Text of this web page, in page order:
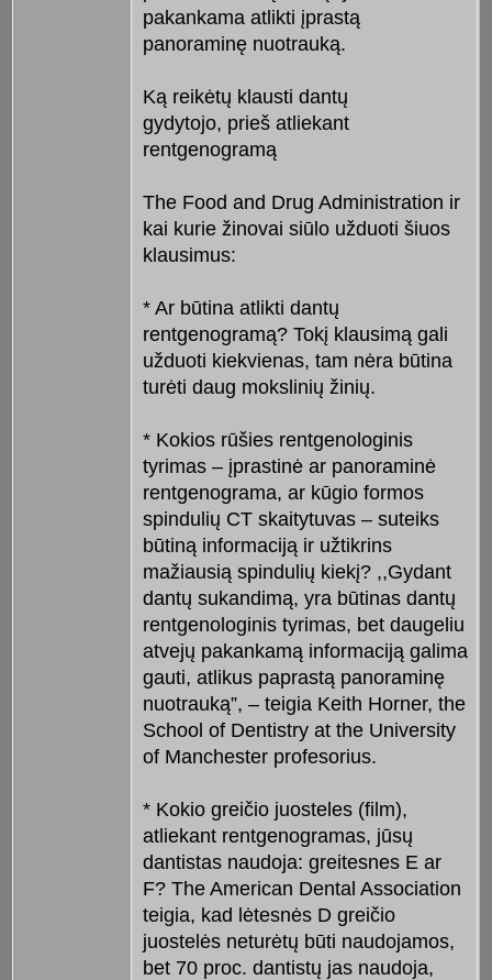
pakankama atlikti įprastą
panoraminę nuotrauką.
Ką reikėtų klausti dantų
gydytojo, prieš atliekant
rentgenogramą
The Food and Drug Administration ir
kai kurie žinovai siūlo užduoti šiuos
klausimus:
* Ar būtina atlikti dantų
rentgenogramą? Tokį klausimą gali
užduoti kiekvienas, tam nėra būtina
turėti daug mokslinių žinių.
* Kokios rūšies rentgenologinis
tyrimas – įprastinė ar panoraminė
rentgenograma, ar kūgio formos
spindulių CT skaitytuvas – suteiks
būtiną informaciją ir užtikrins
mažiausią spindulių kiekį? ,,Gydant
dantų sukandimą, yra būtinas dantų
rentgenologinis tyrimas, bet daugeliu
atvejų pakankamą informaciją galima
gauti, atlikus paprastą panoraminę
nuotrauką”, – teigia Keith Horner, the
School of Dentistry at the University
of Manchester profesorius.
* Kokio greičio juosteles (film),
atliekant rentgenogramas, jūsų
dantistas naudoja: greitesnes E ar
F? The American Dental Association
teigia, kad lėtesnės D greičio
juostelės neturėtų būti naudojamos,
bet 70 proc. dantistų jas naudoja,